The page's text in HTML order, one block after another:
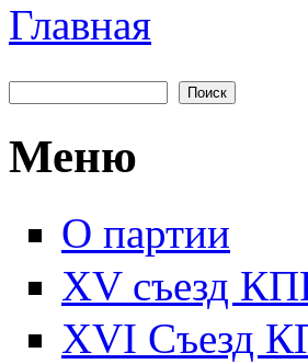
Вы здесь
Главная
Форма поиска
Меню
О партии
XV съезд
XVI Съезд